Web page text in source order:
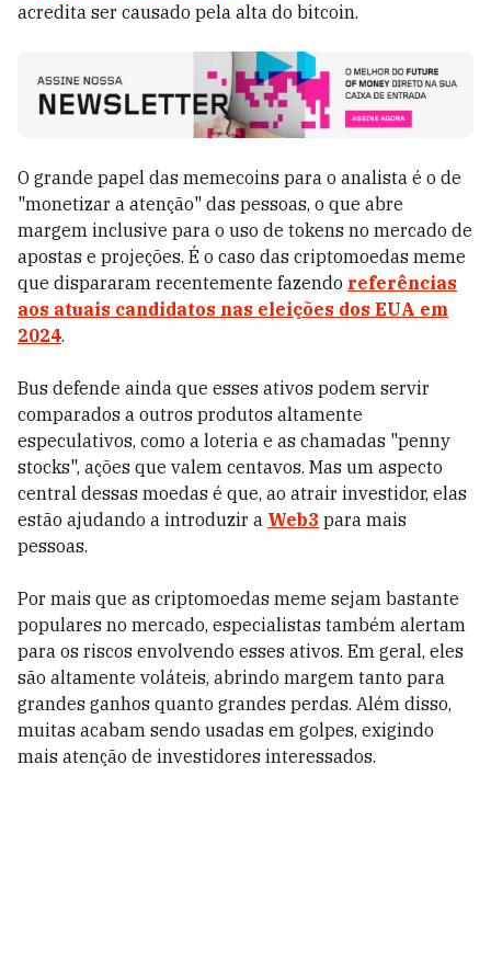
acredita ser causado pela alta do bitcoin.
O grande papel das memecoins para o analista é o de
"monetizar a atenção" das pessoas, o que abre
margem inclusive para o uso de tokens no mercado de
apostas e projeções. É o caso das criptomoedas meme
que dispararam recentemente fazendo referências
aos atuais candidatos nas eleições dos EUA em
2024.
Bus defende ainda que esses ativos podem servir
comparados a outros produtos altamente
especulativos, como a loteria e as chamadas "penny
stocks", ações que valem centavos. Mas um aspecto
central dessas moedas é que, ao atrair investidor, elas
estão ajudando a introduzir a Web3 para mais
pessoas.
Por mais que as criptomoedas meme sejam bastante
populares no mercado, especialistas também alertam
para os riscos envolvendo esses ativos. Em geral, eles
são altamente voláteis, abrindo margem tanto para
grandes ganhos quanto grandes perdas. Além disso,
muitas acabam sendo usadas em golpes, exigindo
mais atenção de investidores interessados.